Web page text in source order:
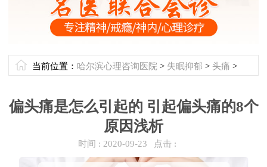
当前位置： 哈尔滨心理咨询医院 > 失眠抑郁 > 头痛 >
偏头痛是怎么引起的 引起偏头痛的8个
原因浅析
时间 : 2020-09-23 点击 :